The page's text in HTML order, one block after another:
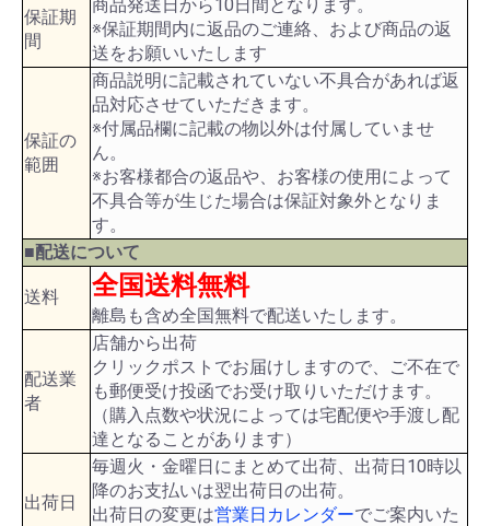
保証期
間
商品発送日から10日間となります。
※保証期間内に返品のご連絡、および商品の返
送をお願いいたします
保証の
範囲
商品説明に記載されていない不具合があれば返
品対応させていただきます。
※付属品欄に記載の物以外は付属していませ
ん。
※お客様都合の返品や、お客様の使用によって
不具合等が生じた場合は保証対象外となりま
す。
■配送について
送料 全国送料無料
離島も含め全国無料で配送いたします。
配送業
者
店舗から出荷
クリックポストでお届けしますので、ご不在で
も郵便受け投函でお受け取りいただけます。
（購入点数や状況によっては宅配便や手渡し配
達となることがあります）
出荷日
毎週火・金曜日にまとめて出荷、出荷日10時以
降のお支払いは翌出荷日の出荷。
出荷日の変更は営業日カレンダーでご案内いた